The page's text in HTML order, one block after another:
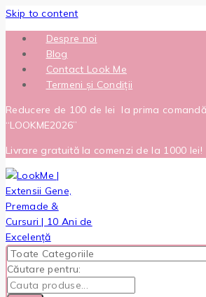
Skip to content
Despre noi
Blog
Contact Look Me
Termeni și Condiții
Reducere de 100 de lei la prima
“LOOKME2026”
Livrare gratuită la comenzi de la 1000 lei!
Căutare pentru: